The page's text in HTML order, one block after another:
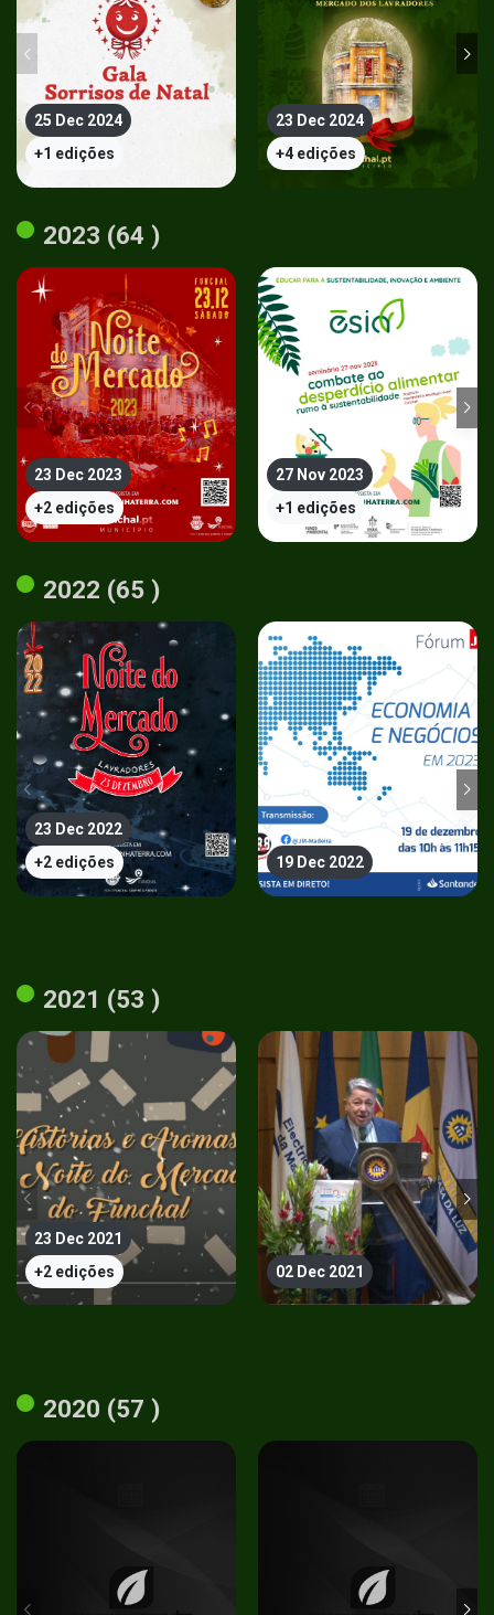
25 Dec 2024
+1 edições
23 Dec 2024
+4 edições
2023 (64 )
23 Dec 2023
+2 edições
27 Nov 2023
+1 edições
2022 (65 )
23 Dec 2022
+2 edições
19 Dec 2022
2021 (53 )
23 Dec 2021
+2 edições
02 Dec 2021
2020 (57 )